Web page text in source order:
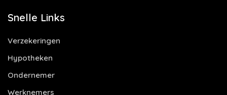
Snelle Links
Verzekeringen
Hypotheken
Ondernemer
Werknemers